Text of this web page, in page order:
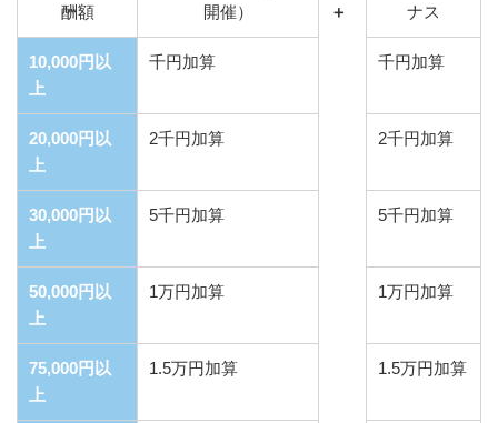
酬額
開催）
＋
ナス
10,000円以
上
千円加算 千円加算
20,000円以
上
2千円加算 2千円加算
30,000円以
上
5千円加算 5千円加算
50,000円以
上
1万円加算 1万円加算
75,000円以
上
1.5万円加算 1.5万円加算